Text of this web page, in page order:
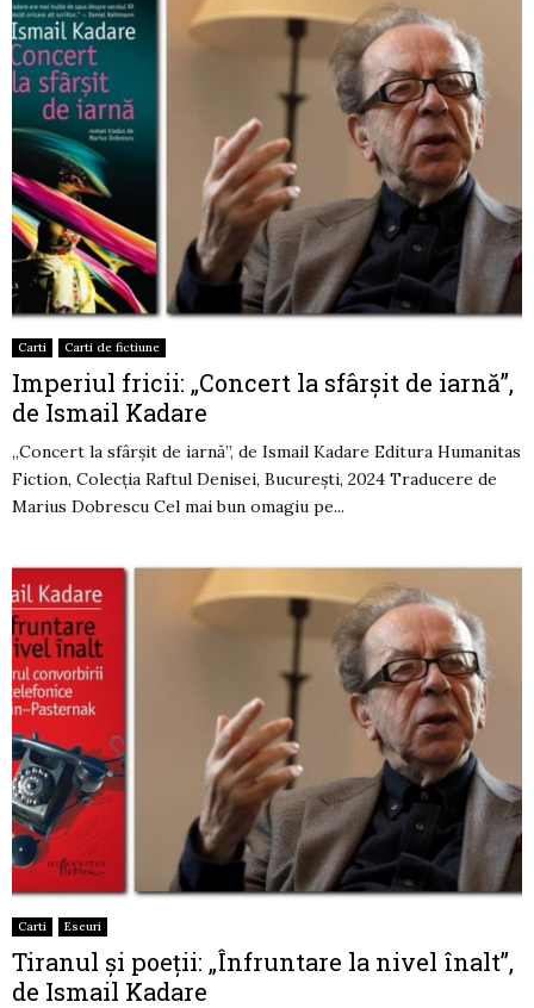
Carti Carti de fictiune
Imperiul fricii: „Concert la sfârșit de iarnă”,
de Ismail Kadare
„Concert la sfârșit de iarnă”, de Ismail Kadare Editura Humanitas
Fiction, Colecția Raftul Denisei, București, 2024 Traducere de
Marius Dobrescu Cel mai bun omagiu pe...
Carti Eseuri
Tiranul și poeții: „Înfruntare la nivel înalt”,
de Ismail Kadare